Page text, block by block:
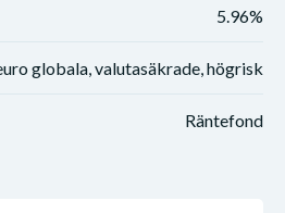
5.96%
globala, valutasäkrade, högrisk
Räntefond